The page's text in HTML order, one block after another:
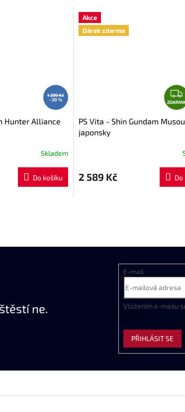
1 299 Kč
–30 %
Hunter Alliance
Skladem
Do košíku
Akce
Dárek zdarma
ZDARMA
PS Vita - Shin Gundam
japonsky
2 589 Kč Do
ne.
E-mail
Vložením e-mailu
údajů
PŘIHLÁSIT SE